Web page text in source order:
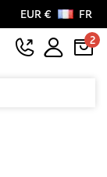
EUR €
FR
2